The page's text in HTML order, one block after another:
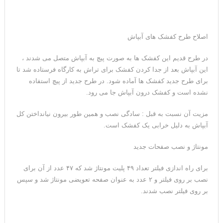
اصلاح طرح کفشک های آبپاش
در طرح قدیم این کفشک ها به صورت پیچ به آبپاش متصل می شدند ،
این آبپاش بعد از جدا کردن کفشک برای تراش به کارگاه فرستاده شد تا
برای طرح جدید کفشک ها آماده شود. در طرح جدید از پیچ استفاده
نشده است و کفشک درون آبپاش جا می رود.
مزیت آن نسبت به قبل : سادگی نصب و همین طور بیرون نیانداختن کل
آبپاش به دلیل خرابی یک کفشک است.
مونتاژ و نصب صفحات جدید
برای راه اندازی فیلتر تعداد ۴۹ پلیت مونتاژ شد که ۴۷ عدد از آن برای
نصب بر روی فیلتر و ۲ عدد به عنوان صفحه تعویضی مونتاژ شد و سپس
بر روی فیلتر نصب شدند.